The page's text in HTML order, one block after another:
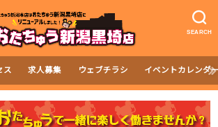
SEARCH
ス 求人募集 ウェブチラシ イベントカレンダ